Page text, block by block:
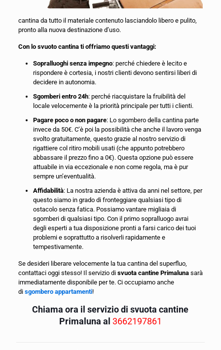
cantina da tutto il materiale contenuto lasciandolo libero e pulito,
pronto alla nuova destinazione d’uso.
Con lo svuoto cantina ti offriamo questi vantaggi:
Sopralluoghi senza impegno: perché chiedere è lecito e
rispondere è cortesia, i nostri clienti devono sentirsi liberi di
decidere in autonomia.
Sgomberi entro 24h: perché riacquistare la fruibilità del
locale velocemente è la priorità principale per tutti i clienti.
Pagare poco o non pagare: Lo sgombero della cantina parte
invece da 50€. C’è poi la possibilità che anche il lavoro venga
svolto gratuitamente, questo grazie al nostro servizio di
rigattiere col ritiro mobili usati (che appunto potrebbero
abbassare il prezzo fino a 0€). Questa opzione può essere
attuabile in via eccezionale e non come regola, ma è pur
sempre un’eventualità.
Affidabilità: La nostra azienda è attiva da anni nel settore, per
questo siamo in grado di fronteggiare qualsiasi tipo di
ostacolo senza fatica. Possiamo vantare migliaia di
sgomberi di qualsiasi tipo. Con il primo sopralluogo avrai
degli esperti a tua disposizione pronti a farsi carico dei tuoi
problemi e soprattutto a risolverli rapidamente e
tempestivamente.
Se desideri liberare velocemente la tua cantina del superfluo,
contattaci oggi stesso! Il servizio di svuota cantine Primaluna sarà
immediatamente disponibile per te. Ci occupiamo anche
di sgombero appartamenti!
Chiama ora il servizio di svuota cantine
Primaluna al 3662197861